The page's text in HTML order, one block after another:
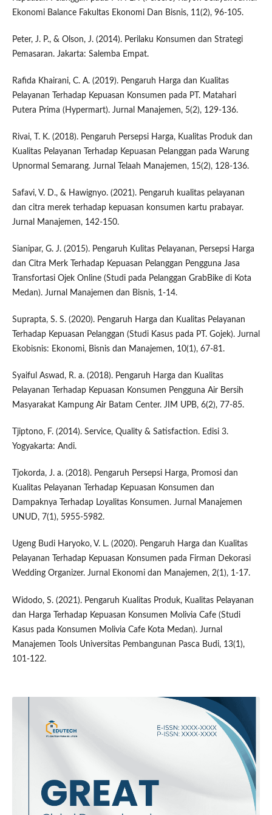
Ekonomi Balance Fakultas Ekonomi Dan Bisnis, 11(2), 96-105.
Peter, J. P., & Olson, J. (2014). Perilaku Konsumen dan Strategi
Pemasaran. Jakarta: Salemba Empat.
Rafida Khairani, C. A. (2019). Pengaruh Harga dan Kualitas
Pelayanan Terhadap Kepuasan Konsumen pada PT. Matahari
Putera Prima (Hypermart). Jurnal Manajemen, 5(2), 129-136.
Rivai, T. K. (2018). Pengaruh Persepsi Harga, Kualitas Produk dan
Kualitas Pelayanan Terhadap Kepuasan Pelanggan pada Warung
Upnormal Semarang. Jurnal Telaah Manajemen, 15(2), 128-136.
Safavi, V. D., & Hawignyo. (2021). Pengaruh kualitas pelayanan
dan citra merek terhadap kepuasan konsumen kartu prabayar.
Jurnal Manajemen, 142-150.
Sianipar, G. J. (2015). Pengaruh Kulitas Pelayanan, Persepsi Harga
dan Citra Merk Terhadap Kepuasan Pelanggan Pengguna Jasa
Transfortasi Ojek Online (Studi pada Pelanggan GrabBike di Kota
Medan). Jurnal Manajemen dan Bisnis, 1-14.
Suprapta, S. S. (2020). Pengaruh Harga dan Kualitas Pelayanan
Terhadap Kepuasan Pelanggan (Studi Kasus pada PT. Gojek). Jurnal
Ekobisnis: Ekonomi, Bisnis dan Manajemen, 10(1), 67-81.
Syaiful Aswad, R. a. (2018). Pengaruh Harga dan Kualitas
Pelayanan Terhadap Kepuasan Konsumen Pengguna Air Bersih
Masyarakat Kampung Air Batam Center. JIM UPB, 6(2), 77-85.
Tjiptono, F. (2014). Service, Quality & Satisfaction. Edisi 3.
Yogyakarta: Andi.
Tjokorda, J. a. (2018). Pengaruh Persepsi Harga, Promosi dan
Kualitas Pelayanan Terhadap Kepuasan Konsumen dan
Dampaknya Terhadap Loyalitas Konsumen. Jurnal Manajemen
UNUD, 7(1), 5955-5982.
Ugeng Budi Haryoko, V. L. (2020). Pengaruh Harga dan Kualitas
Pelayanan Terhadap Kepuasan Konsumen pada Firman Dekorasi
Wedding Organizer. Jurnal Ekonomi dan Manajemen, 2(1), 1-17.
Widodo, S. (2021). Pengaruh Kualitas Produk, Kualitas Pelayanan
dan Harga Terhadap Kepuasan Konsumen Molivia Cafe (Studi
Kasus pada Konsumen Molivia Cafe Kota Medan). Jurnal
Manajemen Tools Universitas Pembangunan Pasca Budi, 13(1),
101-122.